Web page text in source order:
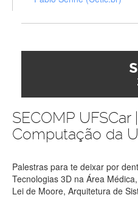
SECOMP
Computação da
Palestras para te deixar por
Tecnologias 3D na Área
Lei de Moore, Arquitetura de